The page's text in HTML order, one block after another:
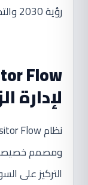
رؤية 2030 والتحول الرقمي.
لإدارة
ومصمم خصيصاً
التركيز على